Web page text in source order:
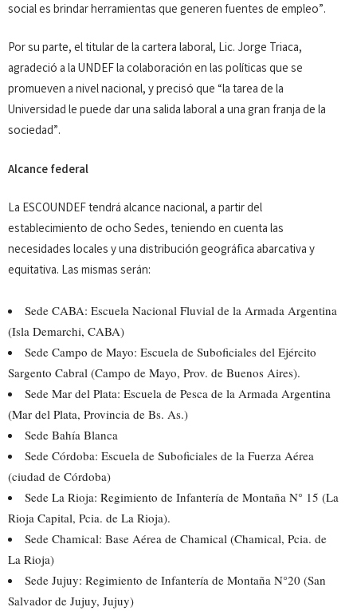
social es brindar herramientas que generen fuentes de empleo”.
Por su parte, el titular de la cartera laboral, Lic. Jorge Triaca,
agradeció a la UNDEF la colaboración en las políticas que se
promueven a nivel nacional, y precisó que “la tarea de la
Universidad le puede dar una salida laboral a una gran franja de la
sociedad”.
Alcance federal
La ESCOUNDEF tendrá alcance nacional, a partir del
establecimiento de ocho Sedes, teniendo en cuenta las
necesidades locales y una distribución geográfica abarcativa y
equitativa. Las mismas serán:
Sede CABA: Escuela Nacional Fluvial de la Armada Argentina
(Isla Demarchi, CABA)
Sede Campo de Mayo: Escuela de Suboficiales del Ejército
Sargento Cabral (Campo de Mayo, Prov. de Buenos Aires).
Sede Mar del Plata: Escuela de Pesca de la Armada Argentina
(Mar del Plata, Provincia de Bs. As.)
Sede Bahía Blanca
Sede Córdoba: Escuela de Suboficiales de la Fuerza Aérea
(ciudad de Córdoba)
Sede La Rioja: Regimiento de Infantería de Montaña N° 15 (La
Rioja Capital, Pcia. de La Rioja).
Sede Chamical: Base Aérea de Chamical (Chamical, Pcia. de
La Rioja)
Sede Jujuy: Regimiento de Infantería de Montaña N°20 (San
Salvador de Jujuy, Jujuy)